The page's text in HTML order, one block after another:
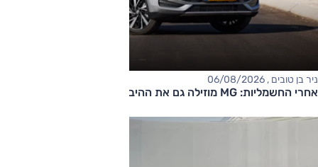
ניר בן טובים , 06/08/2026
אחרי החשמליות: MG מוזילה גם את ההיברידיות